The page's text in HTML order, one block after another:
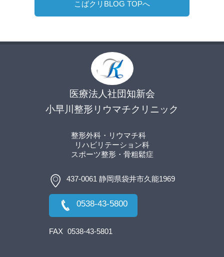
こばクリBLOG TOPへ
医療法人社団知新会
小早川整形リウマチクリニック
整形外科・リウマチ科
リハビリテーション科
スポーツ整形 ・骨粗鬆症
437-0061 静岡県袋井市久能1969
0538-43-5800
FAX 0538-43-5801